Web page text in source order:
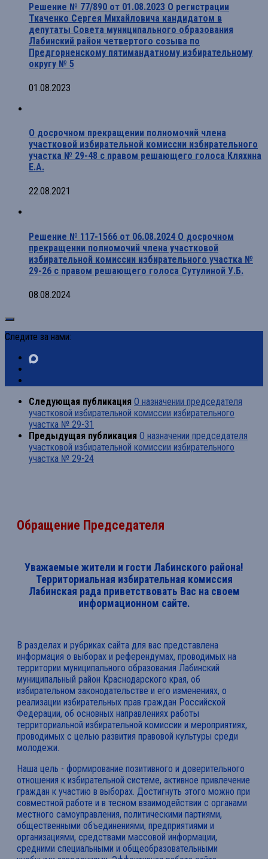
Решение № 77/890 от 01.08.2023 О регистрации
Ткаченко Сергея Михайловича кандидатом в
депутаты Совета муниципального образования
Лабинский район четвертого созыва по
Предгорненскому пятимандатному избирательному
округу № 5
01.08.2023
О досрочном прекращении полномочий члена
участковой избирательной комиссии избирательного
участка № 29-48 с правом решающего голоса Кляхина
Е.А.
22.08.2021
Решение № 117-1566 от 06.08.2024 О досрочном
прекращении полномочий члена участковой
избирательной комиссии избирательного участка №
29-26 с правом решающего голоса Сутулиной У.Б.
08.08.2024
Следите за нами:
Следующая публикация О назначении председателя
участковой избирательной комиссии избирательного
участка № 29-31
Предыдущая публикация О назначении председателя
участковой избирательной комиссии избирательного
участка № 29-24
Обращение Председателя
Уважаемые жители и гости Лабинского района!
Территориальная избирательная комиссия
Лабинская рада приветствовать Вас на своем
информационном сайте.
В разделах и рубриках сайта для вас представлена
информация о выборах и референдумах, проводимых на
территории муниципального образования Лабинский
муниципальный район Краснодарского края, об
избирательном законодательстве и его изменениях, о
реализации избирательных прав граждан Российской
Федерации, об основных направлениях работы
территориальной избирательной комиссии и мероприятиях,
проводимых с целью развития правовой культуры среди
молодежи.
Наша цель - формирование позитивного и доверительного
отношения к избирательной системе, активное привлечение
граждан к участию в выборах. Достигнуть этого можно при
совместной работе и в тесном взаимодействии с органами
местного самоуправления, политическими партиями,
общественными объединениями, предприятиями и
организациями, средствами массовой информации,
средними специальными и общеобразовательными